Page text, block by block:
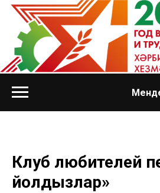
Клуб любителей
йолдызлар»